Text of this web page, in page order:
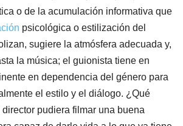
o de la acumulación informativa que
psicológica o estilización del
sugiere la atmósfera adecuada y,
la música; el guionista tiene en
en dependencia del género para
el estilo y el diálogo. ¿Qué
pudiera filmar una buena